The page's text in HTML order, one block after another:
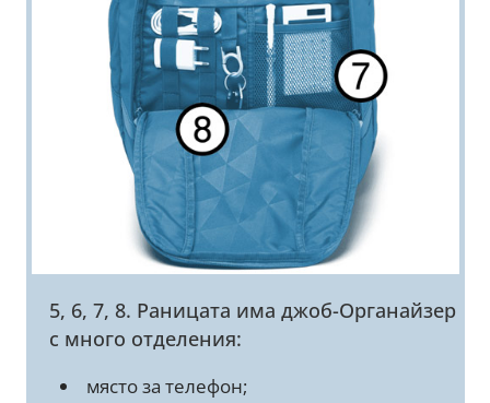
5, 6, 7, 8. Раницата има джоб-Органайзер
с много отделения:
място за телефон;